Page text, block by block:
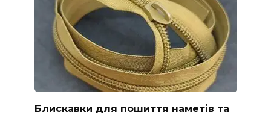
Блискавки для пошиття наметів та